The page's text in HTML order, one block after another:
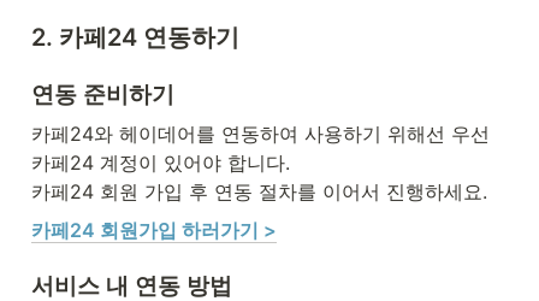
2. 카페24 연동하기
연동 준비하기
카페24와 헤이데어를 연동하여 사용하기 위해선 우선
카페24 계정이 있어야 합니다.
카페24 회원 가입 후 연동 절차를 이어서 진행하세요.
카페24 회원가입 하러가기 >
서비스 내 연동 방법